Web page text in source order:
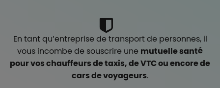
En tant qu’entreprise de transport de personnes, il
vous incombe de souscrire une mutuelle santé
pour vos chauffeurs de taxis, de VTC ou encore de
cars de voyageurs.